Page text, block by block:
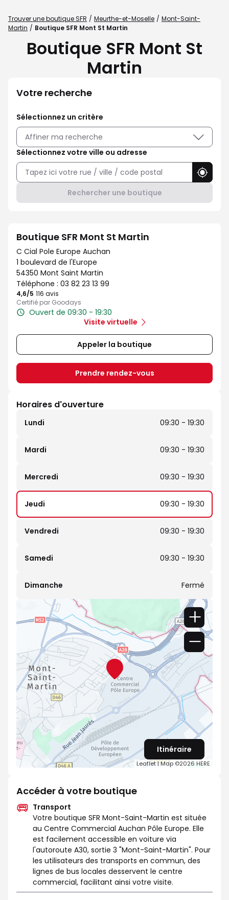
Trouver une boutique SFR Meurthe-et-Moselle
Mont-Saint-
Martin
Boutique SFR Mont St Martin
Boutique SFR Mont St
Martin
Votre recherche
Sélectionnez un critère
Affiner ma recherche
Sélectionnez votre ville ou adresse
Rechercher une boutique
Boutique SFR Mont St Martin
C Cial Pole Europe Auchan
1 boulevard de l'Europe
54350 Mont Saint Martin
Téléphone : 03 82 23 13 99
4,6/5 Note de 4.6 sur 5
116 avis
Certifié par Goodays
Ouvert de 09:30 - 19:30
Visite virtuelle
Appeler la boutique
Prendre rendez-vous
Horaires d'ouverture
Lundi 09:30 - 19:30
Mardi 09:30 - 19:30
Mercredi 09:30 - 19:30
Jeudi 09:30 - 19:30
Vendredi 09:30 - 19:30
Samedi 09:30 - 19:30
Dimanche Fermé
Leaflet| Map ©2026 HERE
Itinéraire
Accéder à votre boutique
Transport
Votre boutique SFR Mont-Saint-Martin est située
au Centre Commercial Auchan Pôle Europe. Elle
est facilement accessible en voiture via
l'autoroute A30, sortie 3 "Mont-Saint-Martin". Pour
les utilisateurs des transports en commun, des
lignes de bus locales desservent le centre
commercial, facilitant ainsi votre visite.